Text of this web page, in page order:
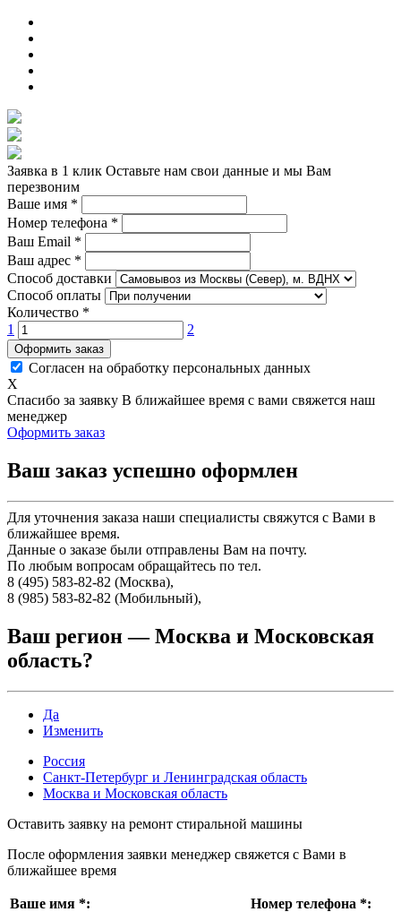
Заявка в 1 клик Оставьте нам свои данные и мы Вам
перезвоним
Ваше имя *
Номер телефона *
Ваш Email *
Ваш адрес *
Способ доставки
Способ оплаты
Количество *
1
2
Оформить заказ
Согласен на обработку персональных данных
X
Спасибо за заявку В ближайшее время с вами свяжется наш
менеджер
Оформить заказ
Ваш заказ успешно оформлен
Для уточнения заказа наши специалисты свяжутся с Вами в
ближайшее время.
Данные о заказе были отправлены Вам на почту.
По любым вопросам обращайтесь по тел.
8 (495) 583-82-82 (Москва),
8 (985) 583-82-82 (Мобильный),
Ваш регион —Москва и Московская
область?
Да
Изменить
Россия
Санкт-Петербург и Ленинградская область
Москва и Московская область
Оставить заявку на ремонт стиральной машины
После оформления заявки менеджер свяжется с Вами в
ближайшее время
Ваше имя *: Номер телефона *: